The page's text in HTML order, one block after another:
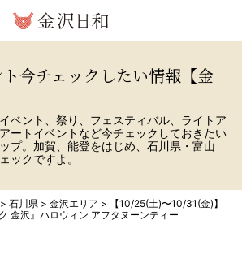
今チェックしたい情報【金
ベント、祭り、フェスティバル、ライトア
ートイベントなど今チェックしておきたい
プ。加賀、能登をはじめ、石川県・富山
ックですよ。
>石川県 >金沢エリア >
【10/25(土)〜10/31(金)】
金沢』ハロウィン アフタヌーンティー